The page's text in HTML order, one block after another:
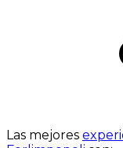
Las mejores